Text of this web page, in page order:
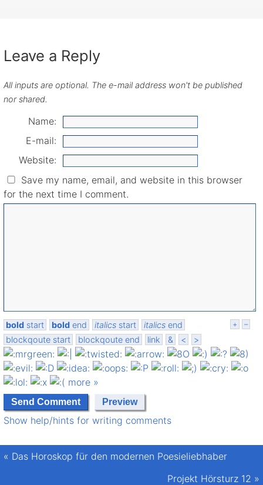
Leave a Reply
All inputs are optional. The e-mail address won't be published
nor shared.
Name:
E-mail:
Website:
Save my name, email, and website in this browser
for the next time I comment.
+ –
bold start bold end italics start italics end
blockqoute start
blockqoute end link & < >
more »
Show help/hints for writing comments
« Das Horoskop für den modernen Poesieliebhaber
Projekt Hörsturz 12 »